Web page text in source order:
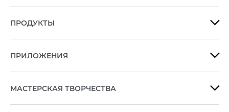
ПРОДУКТЫ 
ПРИЛОЖЕНИЯ 
МАСТЕРСКАЯ ТВОРЧЕСТВА 